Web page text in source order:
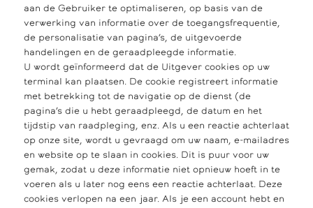
aan de Gebruiker te optimaliseren, op basis van de
verwerking van informatie over de toegangsfrequentie,
de personalisatie van pagina’s, de uitgevoerde
handelingen en de geraadpleegde informatie.
U wordt geïnformeerd dat de Uitgever cookies op uw
terminal kan plaatsen. De cookie registreert informatie
met betrekking tot de navigatie op de dienst (de
pagina’s die u hebt geraadpleegd, de datum en het
tijdstip van raadpleging, enz. Als u een reactie achterlaat
op onze site, wordt u gevraagd om uw naam, e-mailadres
en website op te slaan in cookies. Dit is puur voor uw
gemak, zodat u deze informatie niet opnieuw hoeft in te
voeren als u later nog eens een reactie achterlaat. Deze
cookies verlopen na een jaar. Als je een account hebt en